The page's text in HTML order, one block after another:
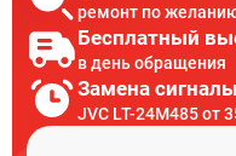
ремонт по
Бесплатный
в день обращения
Замена
JVC LT-24M485 от